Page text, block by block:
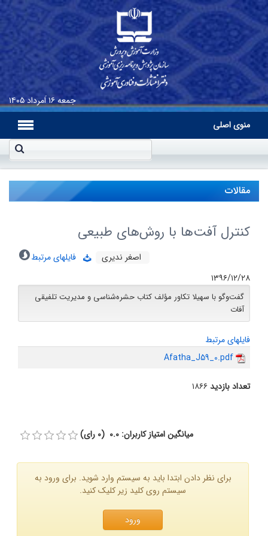
جمعه۱۶ اَمرداد ۱۴۰۵
منوی اصلی
مقالات
کنترل آفت‌ها با روش‌های طبیعی
اصغر ندیری
فایلهای مرتبط
۱۳۹۶/۱۲/۲۸
گفت‌وگو با سهیلا تکاور مؤلف کتاب حشره‌شناسی و مدیریت تلفیقی
آفات
فایلهای مرتبط
Afatha_J59_0.pdf
تعداد بازدید۱۸۶۶
میانگین امتیاز کاربران: 0.0 (0 رای)
برای نظر دادن ابتدا باید به سیستم وارد شوید. برای ورود به
سیستم روی کلید زیر کلیک کنید.
ورود